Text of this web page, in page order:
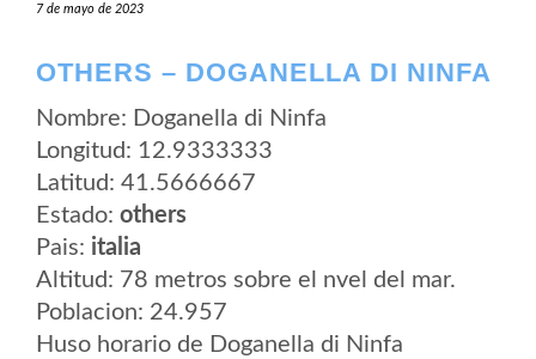
7 de mayo de 2023
OTHERS – DOGANELLA DI NINFA
Nombre: Doganella di Ninfa
Longitud: 12.9333333
Latitud: 41.5666667
Estado: others
Pais: italia
Altitud: 78 metros sobre el nvel del mar.
Poblacion: 24.957
Huso horario de Doganella di Ninfa